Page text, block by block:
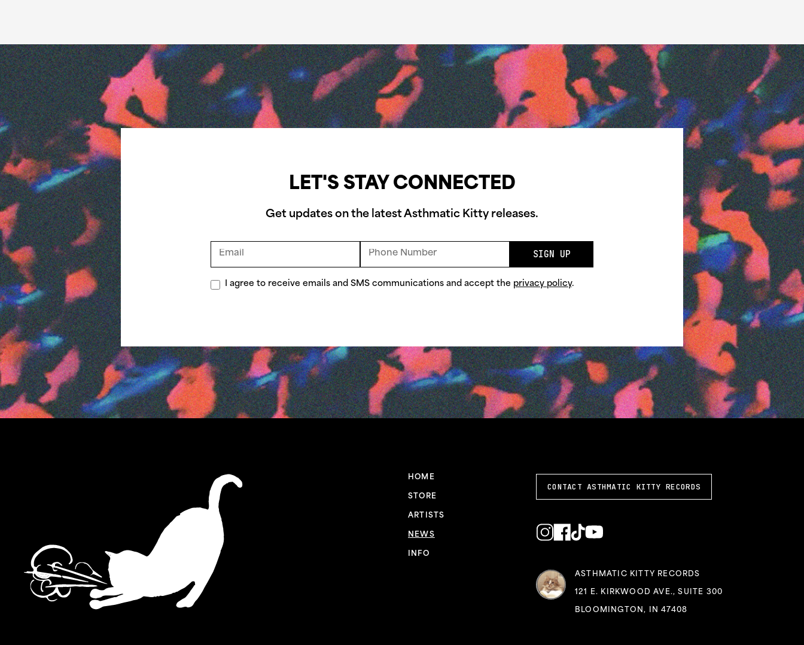
LET'S STAY CONNECTED
Get updates on the latest Asthmatic Kitty releases.
SIGN UP
I agree to receive emails and SMS communications and accept the privacy policy.
CONTACT ASTHMATIC KITTY RECORDS
ASTHMATIC KITTY RECORDS
121 E. KIRKWOOD AVE., SUITE 300
BLOOMINGTON, IN 47408
HOME
STORE
ARTISTS
NEWS
INFO